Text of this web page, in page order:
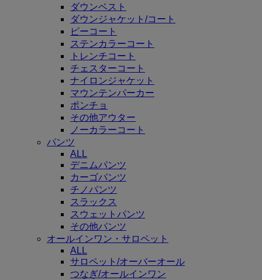
ダウンベスト
ダウンジャケット/コート
ピーコート
ステンカラーコート
トレンチコート
チェスターコート
ナイロンジャケット
マウンテンパーカー
ポンチョ
その他アウター
ノーカラーコート
パンツ
ALL
デニムパンツ
カーゴパンツ
チノパンツ
スラックス
スウェットパンツ
その他パンツ
オールインワン・サロペット
ALL
サロペット/オーバーオール
つなぎ/オールインワン